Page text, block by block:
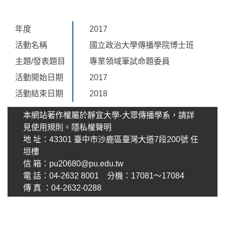
年度
2017
活動名稱
國立政治大學傳播學院博士班
主題/發表題目
專業領域筆試命題委員
活動開始日期
2017
活動結束日期
2018
本網站著作權屬於靜宜大學-大眾傳播學系，請詳
見使用規則。 隱私權聲明
地 址：43301 臺中市沙鹿區臺灣大道7段200號 任
垣樓
信 箱： pu20680@pu.edu.tw
電 話：04-2632 8001 分機：17081～17084
傳 真 ：04-2632-0288